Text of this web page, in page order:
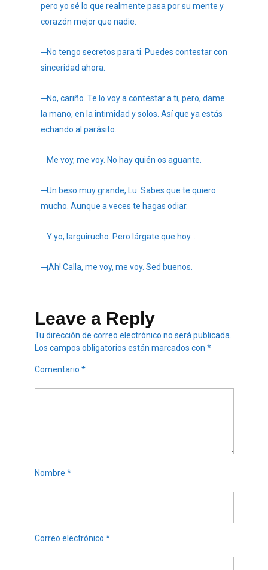
pero yo sé lo que realmente pasa por su mente y
corazón mejor que nadie.
─No tengo secretos para ti. Puedes contestar con
sinceridad ahora.
─No, cariño. Te lo voy a contestar a ti, pero, dame
la mano, en la intimidad y solos. Así que ya estás
echando al parásito.
─Me voy, me voy. No hay quién os aguante.
─Un beso muy grande, Lu. Sabes que te quiero
mucho. Aunque a veces te hagas odiar.
─Y yo, larguirucho. Pero lárgate que hoy…
─¡Ah! Calla, me voy, me voy. Sed buenos.
Leave a Reply
Tu dirección de correo electrónico no será publicada.
Los campos obligatorios están marcados con *
Comentario *
Nombre *
Correo electrónico *